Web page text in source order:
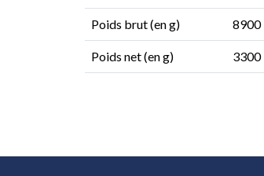
Poids brut (en g) 8900
Poids net (en g) 3300